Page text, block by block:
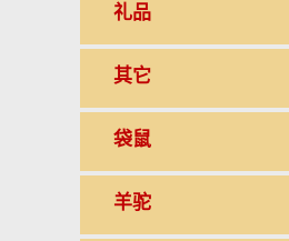
礼品
其它
袋鼠
羊驼